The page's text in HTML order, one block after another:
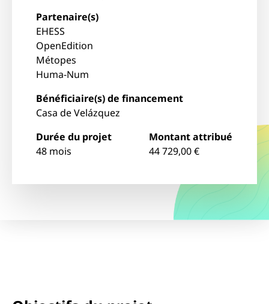
Partenaire(s)
EHESS
OpenEdition
Métopes
Huma-Num
Bénéficiaire(s) de financement
Casa de Velázquez
Durée du projet
48 mois
Montant attribué
44 729,00 €